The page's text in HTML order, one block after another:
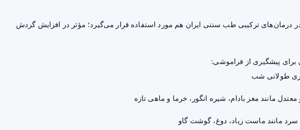
درمان‌های ترکیبی طب سنتی ایران هم مورد استفاده قرار می‌گیرد؛ مؤثر در افزایش گردش
پیشگیری از فراموشی:
طولانی شب
مانند مغز بادام، شیره انگور، خرما و ماهی تازه
سرد مانند ماست زیاد، دوغ، گوشت گاو